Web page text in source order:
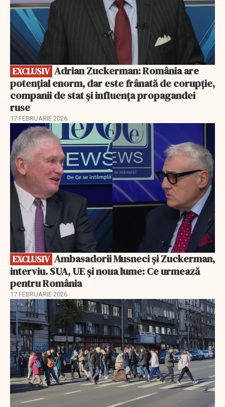
EXCLUSIV
potențial enorm, dar este frânată de corupție,
companii de stat și influența propagandei
ruse
17 FEBRUARIE 2026
EXCLUSIV
EXCLUSIV
interviu. SUA, UE și noua lume: Ce urmează
pentru România
17 FEBRUARIE 2026